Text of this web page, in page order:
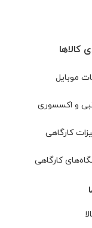
کالاها
موبایل
و اکسسوری
کارگاهی
کارگاهی